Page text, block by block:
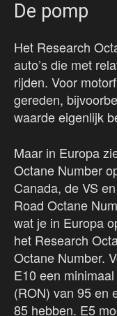
De pomp
Het Research
auto’s die met
rijden. Voor
gereden,
waarde eigenlijk
Maar in Europa
Octane Number
Canada, de VS
Road Octane
wat je in Europa
het Research
Octane Number.
E10 een
(RON) van 95 en
85 hebben. E5